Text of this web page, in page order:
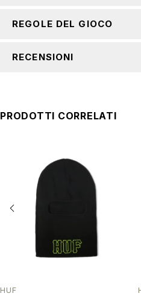
REGOLE DEL GIOCO
RECENSIONI
PRODOTTI CORRELATI
HUF